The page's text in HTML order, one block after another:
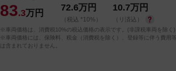
83.3万円
72.6万円
（税込 *10%）
10.7万円
（リ済込）
※車両価格は、消費税10%の税込価格の表示です。(非課税車両を除く)
※車両価格には、保険料、税金（消費税を除く）、登録等に伴う費用等
は含まれておりません。